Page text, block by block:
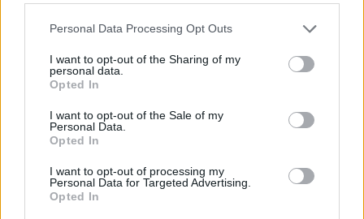
Please note that this website/app uses one or more Google
not limited to your visit or usage behaviour. You may click to
grant or deny consent to Google and its third-party tags to
use your data for below specified purposes in below Google
consent section.
Personal Data Processing Opt Outs
I want to opt-out of the Sharing of my
personal data.
Opted In
I want to opt-out of the Sale of my
Personal Data.
Opted In
I want to opt-out of processing my
Personal Data for Targeted Advertising.
Opted In
reagált Orbán Viktor
péntek reggeli szavaira.
miniszterelnök a pápa
hogy a Fidesz valódi
arca a gyermekotthon előtt ittasan, erőszakosan hőbörgő,
emberi mivoltából kivetkőző kommunikációs államtitkár.
TOVÁBB OLVASOM